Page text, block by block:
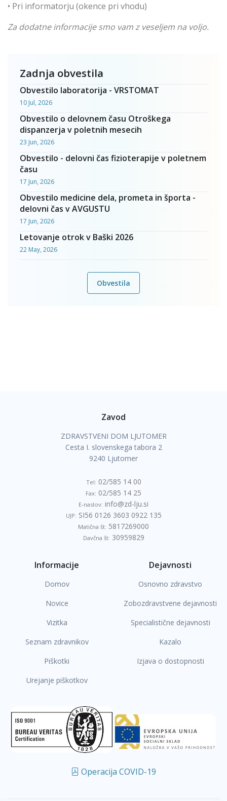
• Pri informatorju (okence pri vhodu)
Za dodatne informacije smo vam z veseljem na voljo.
Zadnja obvestila
Obvestilo laboratorija - VRSTOMAT
10 Jul, 2026
Obvestilo o delovnem času Otroškega
dispanzerja v poletnih mesecih
23 Jun, 2026
Obvestilo - delovni čas fizioterapije v poletnem
času
17 Jun, 2026
Obvestilo medicine dela, prometa in športa -
delovni čas v AVGUSTU
17 Jun, 2026
Letovanje otrok v Baški 2026
22 May, 2026
Obvestila
Zavod
ZDRAVSTVENI DOM LJUTOMER
Cesta I. slovenskega tabora 2
9240 Ljutomer
Tel: 02/585 14 00
Fax: 02/585 14 25
E-naslov: info@zd-lju.si
UJP: SI56 0126 3603 0922 135
Matična št: 5817269000
Davčna št: 30959829
Informacije
Domov
Novice
Vizitka
Seznam zdravnikov
Piškotki
Urejanje piškotkov
Dejavnosti
Osnovno zdravstvo
Zobozdravstvene dejavnosti
Specialistične dejavnosti
Kazalo
Izjava o dostopnosti
Operacija COVID-19